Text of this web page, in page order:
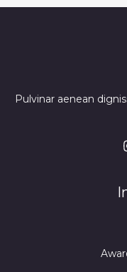
Pulvinar aenean